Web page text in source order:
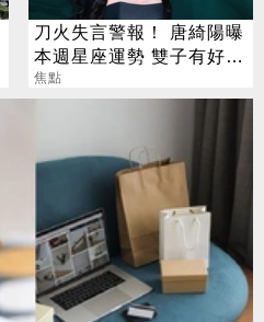
刀火失言警報！ 唐綺陽曝
本週星座運勢 雙子有好消
息、獅子談判順利
焦點